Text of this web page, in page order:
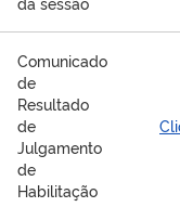
Comunicado
de
Resultado
de
Julgamento
de
Habilitação